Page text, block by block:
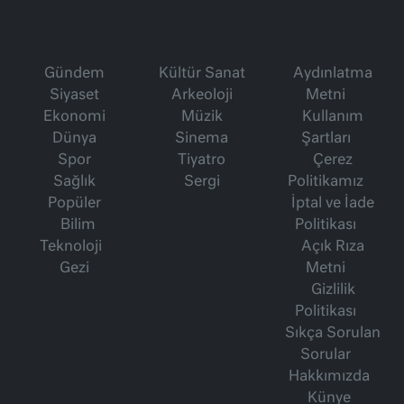
Gündem
Siyaset
Ekonomi
Dünya
Spor
Sağlık
Popüler
Bilim
Teknoloji
Gezi
Kültür Sanat
Arkeoloji
Müzik
Sinema
Tiyatro
Sergi
Aydınlatma
Metni
Kullanım
Şartları
Çerez
Politikamız
İptal ve İade
Politikası
Açık Rıza
Metni
Gizlilik
Politikası
Sıkça Sorulan
Sorular
Hakkımızda
Künye